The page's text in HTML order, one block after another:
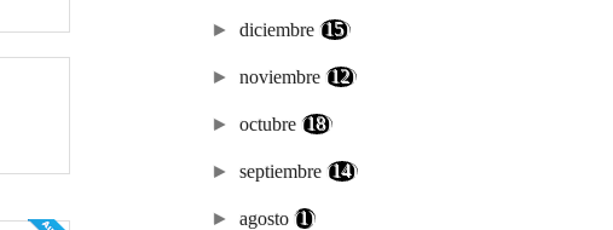
►diciembre (15)
►noviembre (12)
►octubre (18)
►septiembre (14)
►agosto(1)